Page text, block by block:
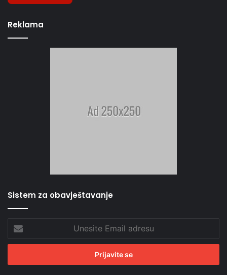
Reklama
Sistem za obavještavanje
Email
adresu